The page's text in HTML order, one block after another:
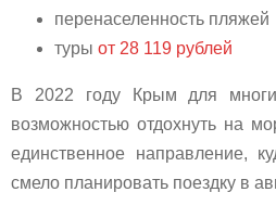
перенаселенность пляжей
туры от 28 119 рублей
В 2022 году Крым для
возможностью отдохнуть на
единственное направление,
смело планировать поездку в